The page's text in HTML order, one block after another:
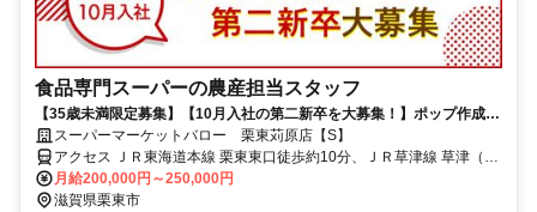
食品専門スーパーの農産担当スタッフ
【35歳未満限定募集】【10月入社の第二新卒を大募集！】ポップ作成な
ど、売り場づくりに直接関わることができるのは農産部門の醍醐味♪
スーパーマーケットバロー 栗東苅原店【S】
アクセス ＪＲ東海道本線 栗東東口徒歩約10分、ＪＲ草津線 草津（滋
賀県）西口徒歩約27分、ＪＲ東海道本線 草津（滋賀県）西口徒歩約
27分
月給200,000円～250,000円
滋賀県栗東市